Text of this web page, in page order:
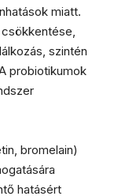
miatt.
szintén
probiotikumok
bromelain)
hatásért